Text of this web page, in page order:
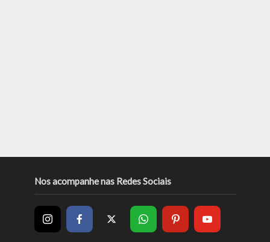
Nos acompanhe nas Redes Sociais